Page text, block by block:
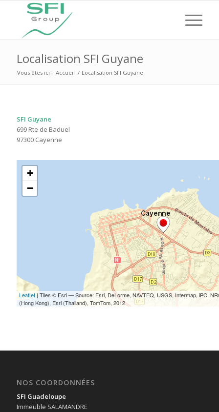
Localisation SFI Guyane
Vous êtes ici : Accueil / Localisation SFI Guyane
SFI Guyane
699 Rte de Baduel
97300 Cayenne
NOS COORDONNÉES
SFI Guadeloupe
Immeuble SALAMANDRE